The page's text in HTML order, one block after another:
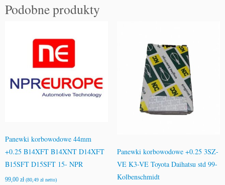
Podobne produkty
Panewki korbowodowe 44mm
+0.25 B14XFT B14XNT D14XFT
B15SFT D15SFT 15- NPR
99,00 zł (80,49 zł netto)
Panewki korbowodowe +0.25 3SZ-
VE K3-VE Toyota Daihatsu std 99-
Kolbenschmidt